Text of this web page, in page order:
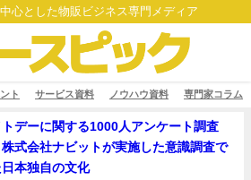
心とした物販ビジネス専門メディア
ト サービス資料 ノウハウ資料 専門家コラム
デーに関する1000人アンケート調査
式会社ナビットが実施した意識調査で
日本独自の文化